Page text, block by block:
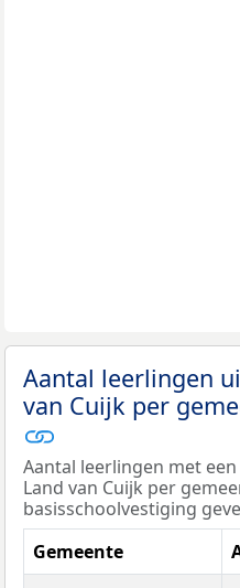
Aantal leerlingen
van Cuijk per
Aantal leerlingen met
Land van Cuijk per
basisschoolvestiging
Gemeente